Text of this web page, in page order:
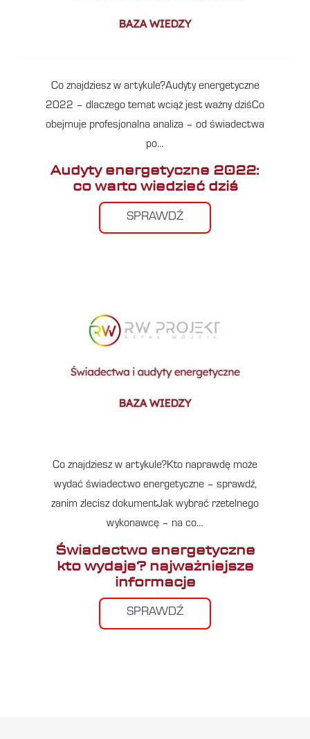
Co znajdziesz w artykule?Audyty energetyczne
2022 – dlaczego temat wciąż jest ważny dziśCo
obejmuje profesjonalna analiza – od świadectwa
po…
Audyty energetyczne 2022:
co warto wiedzieć dziś
SPRAWDŹ
Co znajdziesz w artykule?Kto naprawdę może
wydać świadectwo energetyczne – sprawdź,
zanim zlecisz dokumentJak wybrać rzetelnego
wykonawcę – na co…
Świadectwo energetyczne
kto wydaje? najważniejsze
informacje
SPRAWDŹ